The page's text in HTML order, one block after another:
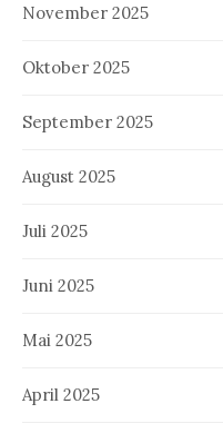
November 2025
Oktober 2025
September 2025
August 2025
Juli 2025
Juni 2025
Mai 2025
April 2025